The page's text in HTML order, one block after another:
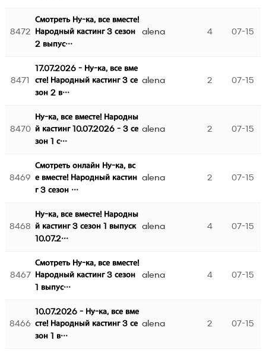
8472
Смотреть Ну-ка, все вместе!
Народный кастинг 3 сезон
2 выпус…
alena 4 07-15
8471
17.07.2026 - Ну-ка, все вме
сте! Народный кастинг 3 се
зон 2 в…
alena 2 07-15
8470
Ну-ка, все вместе! Народны
й кастинг 10.07.2026 - 3 се
зон 1 с…
alena 2 07-15
8469
Смотреть онлайн Ну-ка, вс
е вместе! Народный кастин
г 3 сезон …
alena 2 07-15
8468
Ну-ка, все вместе! Народны
й кастинг 3 сезон 1 выпуск
10.07.2…
alena 4 07-15
8467
Смотреть Ну-ка, все вместе!
Народный кастинг 3 сезон
1 выпус…
alena 4 07-15
8466
10.07.2026 - Ну-ка, все вме
сте! Народный кастинг 3 се
зон 1 в…
alena 2 07-15